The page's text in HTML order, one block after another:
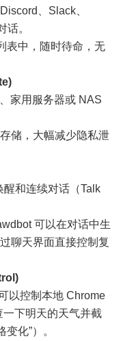
、Slack、
话。
表中，随时待命，无
家用服务器或 NAS
储，大幅减少隐私泄
醒和连续对话（Talk
可以在对话中生
聊天界面直接控制复
以控制本地 Chrome
一下明天的天气并截
化”）。